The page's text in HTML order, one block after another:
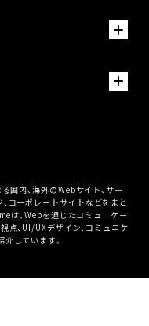
国内、海外のWebサイト、サー
コーポレートサイトなどをまと
は、Webを通じたコミュニケー
点、UI/UXデザイン、コミュニケ
しています。